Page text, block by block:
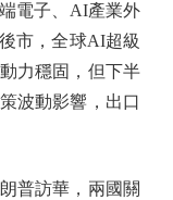
電子、AI產業外
市，全球AI超級
力穩固，但下半
波動影響，出口
普訪華，兩國關